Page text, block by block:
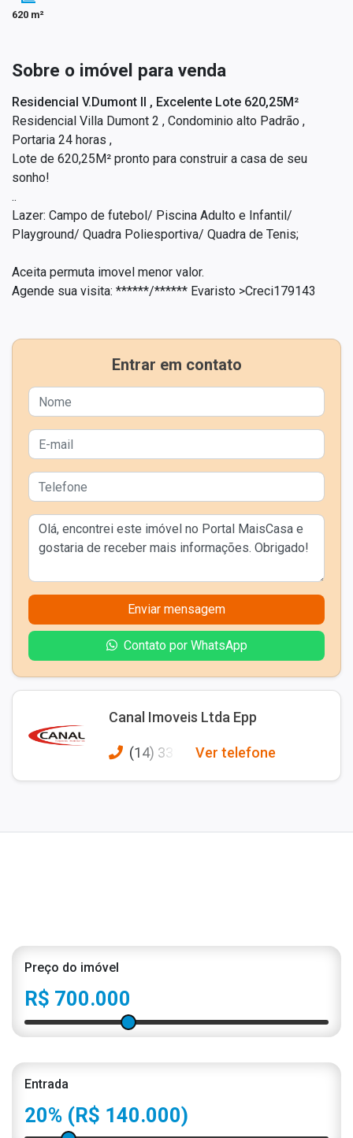
620 m²
Sobre o imóvel para venda
Residencial V.Dumont II , Excelente Lote 620,25M²
Residencial Villa Dumont 2 , Condominio alto Padrão ,
Portaria 24 horas ,
Lote de 620,25M² pronto para construir a casa de seu
sonho!
..
Lazer: Campo de futebol/ Piscina Adulto e Infantil/
Playground/ Quadra Poliesportiva/ Quadra de Tenis;
Aceita permuta imovel menor valor.
Agende sua visita: ******/****** Evaristo >Creci179143
Entrar em contato
Enviar mensagem
Contato por WhatsApp
Canal Imoveis Ltda Epp
(14) 331 Ver telefone
Preço do imóvel
R$ 700.000
Entrada
20% (R$ 140.000)